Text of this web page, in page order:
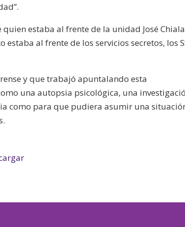
estaba al frente de la unidad José
al frente de los servicios secretos, los
y que trabajó apuntalando esta
una autopsia psicológica, una
como para que pudiera asumir una